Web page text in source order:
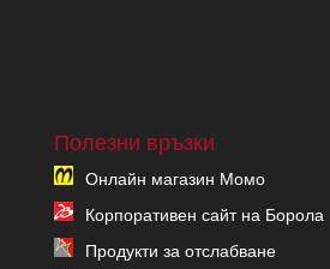
Полезни връзки
Онлайн магазин Момо
Корпоративен сайт на Борола
Продукти за отслабване